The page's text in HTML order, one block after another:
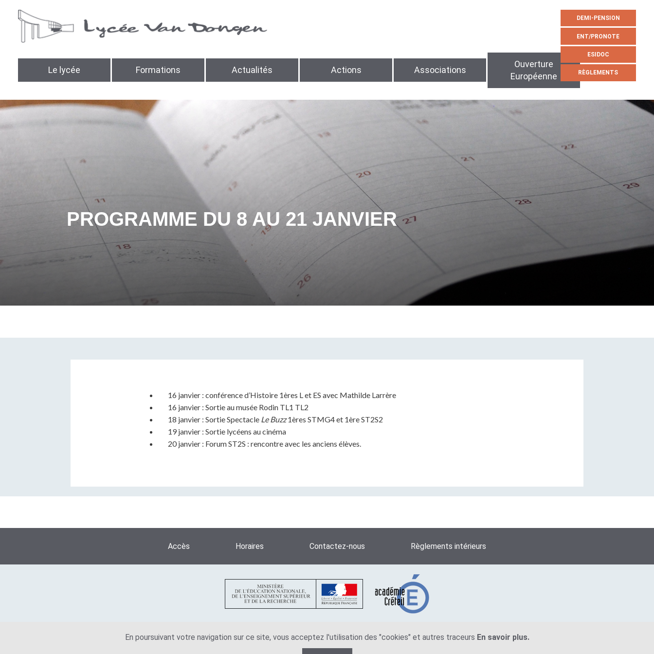
En poursuivant votre navigation sur ce site, vous acceptez l'utilisation des "cookies" et autres traceurs En savoir plus.
Le lycée Formations Actualités Actions Associations
Ouverture
Européenne
DEMI-PENSION
ENT/PRONOTE
ESIDOC
RÈGLEMENTS
PROGRAMME DU 8 AU 21 JANVIER
16 janvier : conférence d’Histoire 1ères L et ES avec Mathilde Larrère
16 janvier : Sortie au musée Rodin TL1 TL2
18 janvier : Sortie Spectacle Le Buzz1ères STMG4 et 1ère ST2S2
19 janvier : Sortie lycéens au cinéma
20 janvier : Forum ST2S : rencontre avec les anciens élèves.
Accès Horaires Contactez-nous Règlements intérieurs
Plan du site Mentions légales